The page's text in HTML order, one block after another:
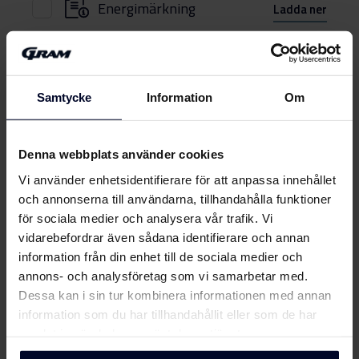
Samtycke Information Om
Denna webbplats använder cookies
Vi använder enhetsidentifierare för att anpassa innehållet
och annonserna till användarna, tillhandahålla funktioner
för sociala medier och analysera vår trafik. Vi
vidarebefordrar även sådana identifierare och annan
information från din enhet till de sociala medier och
annons- och analysföretag som vi samarbetar med.
Dessa kan i sin tur kombinera informationen med annan
information som du har tillhandahållit eller som de har
Energimärkning Ladda ner
Produktdatablad
EU-produktbeskrivning
(DK,FI,EN,NO,SV)
Ladda ner
Användarhandbok
Säkerhetsinformation
och varningar (DK)
Säkerhetsinformation
och varningar (FI)
Ladda ner
Säkerhetsinformation
OmGram